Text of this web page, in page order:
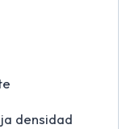
densidad